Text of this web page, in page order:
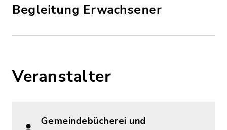
Begleitung Erwachsener
Veranstalter
Gemeindebücherei und